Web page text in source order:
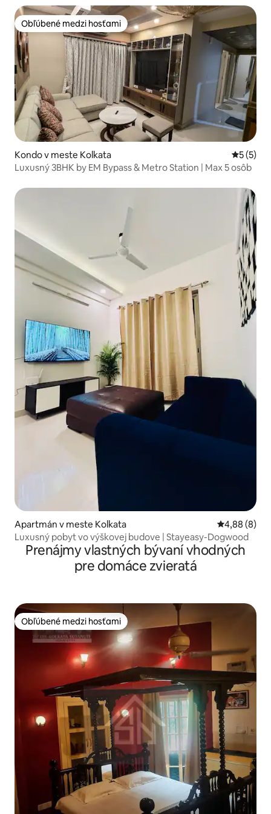
Obľúbené medzi hosťami
Obľúbené medzi hosťami
Kondo v meste Kolkata
5 (5)
Luxusný 3BHK by EM Bypass & Metro Station | Max 5 osôb
Apartmán v meste Kolkata Priemerné
4,88 (8)
Luxusný pobyt vo výškovej budove | Stayeasy-Dogwood
Prenájmy vlastných bývaní vhodných
pre domáce zvieratá
Obľúbené medzi hosťami
Obľúbené medzi hosťami